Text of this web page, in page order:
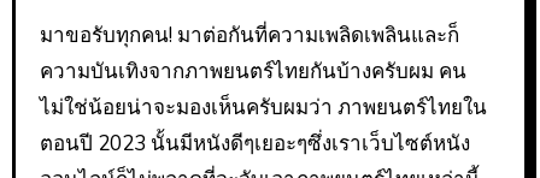
มาขอรับทุกคน! มาต่อกันที่ความเพลิดเพลินและก็
ความบันเทิงจากภาพยนตร์ไทยกันบ้างครับผม คน
ไม่ใช่น้อยน่าจะมองเห็นครับผมว่า ภาพยนตร์ไทยใน
ตอนปี 2023 นั้นมีหนังดีๆเยอะๆซึ่งเราเว็บไซต์หนัง